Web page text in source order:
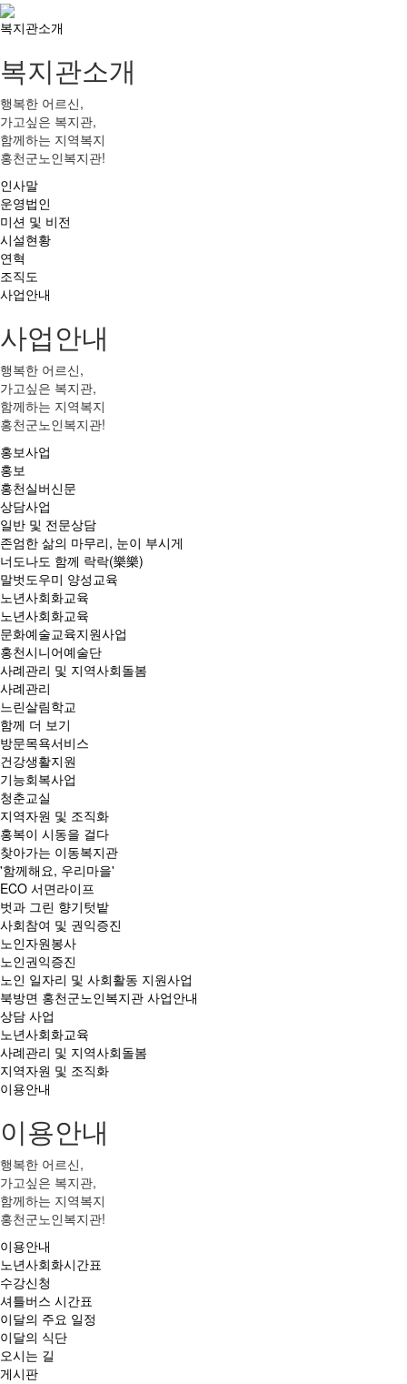
복지관소개
복지관소개
행복한 어르신,
가고싶은 복지관,
함께하는 지역복지
홍천군노인복지관!
인사말
운영법인
미션 및 비전
시설현황
연혁
조직도
사업안내
사업안내
행복한 어르신,
가고싶은 복지관,
함께하는 지역복지
홍천군노인복지관!
홍보사업
홍보
홍천실버신문
상담사업
일반 및 전문상담
존엄한 삶의 마무리, 눈이 부시게
너도나도 함께 락락(樂樂)
말벗도우미 양성교육
노년사회화교육
노년사회화교육
문화예술교육지원사업
홍천시니어예술단
사례관리 및 지역사회돌봄
사례관리
느린살림학교
함께 더 보기
방문목욕서비스
건강생활지원
기능회복사업
청춘교실
지역자원 및 조직화
홍복이 시동을 걸다
찾아가는 이동복지관
'함께해요, 우리마을'
ECO 서면라이프
벗과 그린 향기텃밭
사회참여 및 권익증진
노인자원봉사
노인권익증진
노인 일자리 및 사회활동 지원사업
북방면 홍천군노인복지관 사업안내
상담 사업
노년사회화교육
사례관리 및 지역사회돌봄
지역자원 및 조직화
이용안내
이용안내
행복한 어르신,
가고싶은 복지관,
함께하는 지역복지
홍천군노인복지관!
이용안내
노년사회화시간표
수강신청
셔틀버스 시간표
이달의 주요 일정
이달의 식단
오시는 길
게시판